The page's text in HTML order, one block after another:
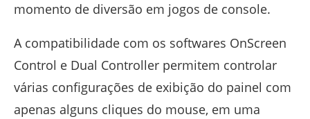
momento de diversão em jogos de console.
A compatibilidade com os softwares OnScreen
Control e Dual Controller permitem controlar
várias configurações de exibição do painel com
apenas alguns cliques do mouse, em uma